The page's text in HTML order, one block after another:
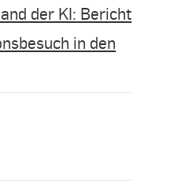
der KI: Bericht
in den